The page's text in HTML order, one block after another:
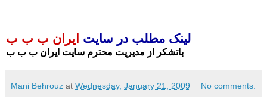
لینک مطلب در سایت ایران ب ب ب
باتشکر از مدیریت محترم سایت ایران ب ب ب
Mani Behrouz at Wednesday, January 21, 2009 No comments: